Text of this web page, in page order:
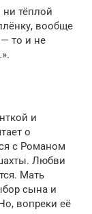
тёплой
вообще
то и не
и
о
с Романом
Любви
Мать
сына и
вопреки её